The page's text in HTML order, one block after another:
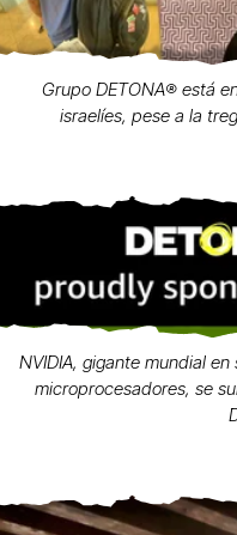
Grupo DETONA®️ está
israelíes, pese a la
NVIDIA, gigante mundial
microprocesadores, se